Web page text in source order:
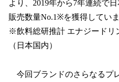
より、2019年から7年連続で
販売数量No.1※を獲得していま
※飲料総研推計 エナジードリ
（日本国内）
今回ブランドのさらなるプ